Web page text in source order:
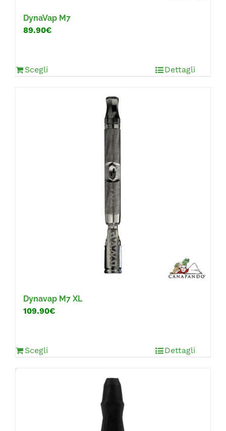
DynaVap M7
89.90€
Scegli Dettagli
Dynavap M7 XL
109.90€
Scegli Dettagli